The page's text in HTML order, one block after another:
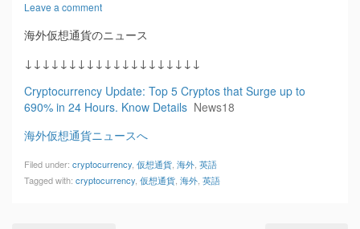
Leave a comment
海外仮想通貨のニュース
↓↓↓↓↓↓↓↓↓↓↓↓↓↓↓↓↓↓↓↓
Cryptocurrency Update: Top 5 Cryptos that Surge up to
690% in 24 Hours. Know Details News18
海外仮想通貨ニュースへ
Filed under: cryptocurrency 仮想通貨 海外 英語
Tagged with: cryptocurrency 仮想通貨 海外 英語